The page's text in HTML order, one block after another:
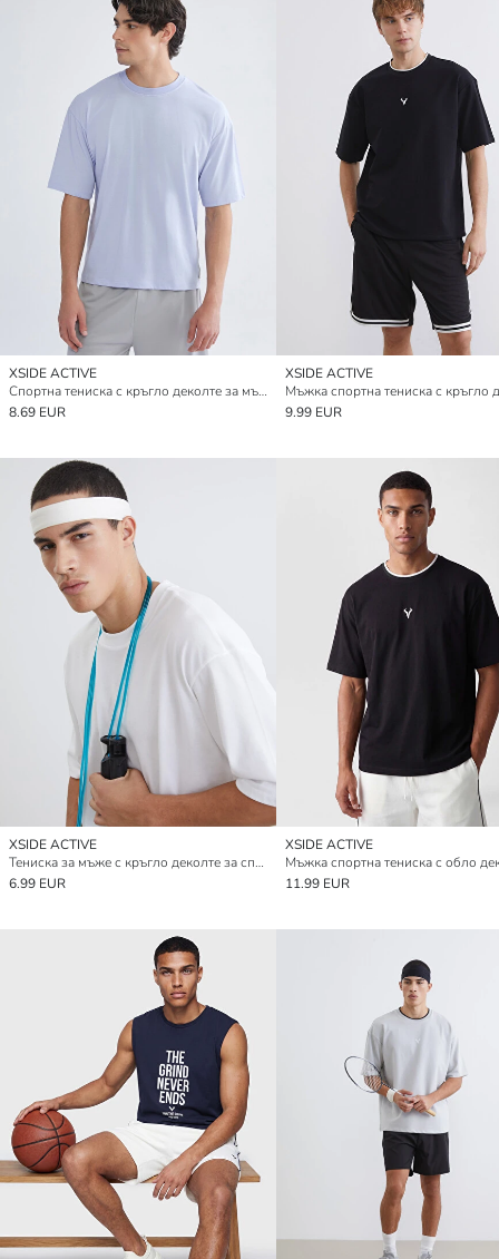
XSIDE ACTIVE
Спортна тениска с кръгло деколте за мъже
8.69 EUR
XSIDE ACTIVE
Мъжка спортна тениска с кръгло
9.99 EUR
XSIDE ACTIVE
Тениска за мъже с кръгло деколте за спорт
6.99 EUR
XSIDE ACTIVE
Мъжка спортна тениска с обло
11.99 EUR